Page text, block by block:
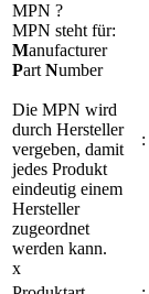
MPN ?
MPN steht für:
Manufacturer
Part Number
Die MPN wird
durch Hersteller
vergeben, damit
jedes Produkt
eindeutig einem
Hersteller
zugeordnet
werden kann.
x
: